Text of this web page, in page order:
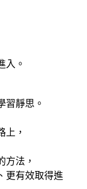
入。
習靜思。
上，
方法，
更有效取得進